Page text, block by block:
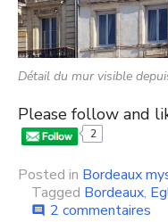
Détail du mur visible
Please follow and
2
Posted in Bordeaux
Tagged Bordeaux,
comment 2 commentaires